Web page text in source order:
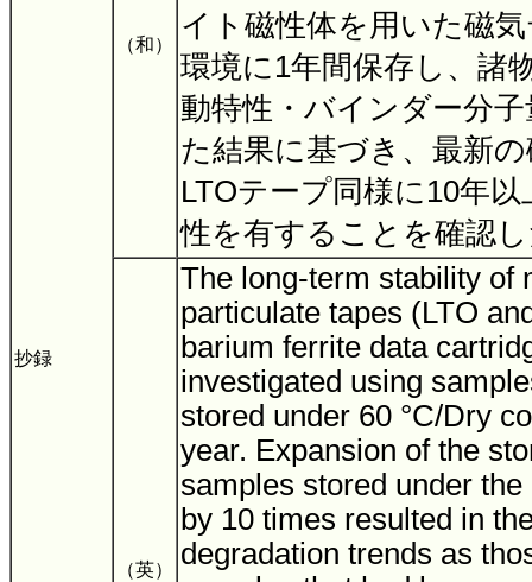
抄録
（和）
イト磁性体を用いた磁
環境に1年間保存し、諸
動特性・バインダー分
た結果に基づき、最新
LTOテープ同様に10年
性を有することを確認
（英）
The long-term stability of
particulate tapes (LTO
barium ferrite data
investigated using
stored under 60 °C/Dry
year. Expansion of the
samples stored under
by 10 times resulted in
degradation trends as